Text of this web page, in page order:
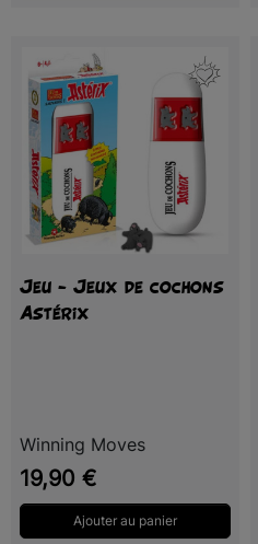
Jeu - Jeux de cochons
Astérix
Winning Moves
Prix
19,90 €
Ajouter au panier